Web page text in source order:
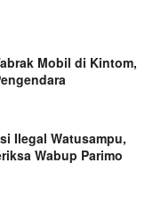
Mobil di Kintom,
Ilegal Watusampu,
Wabup Parimo